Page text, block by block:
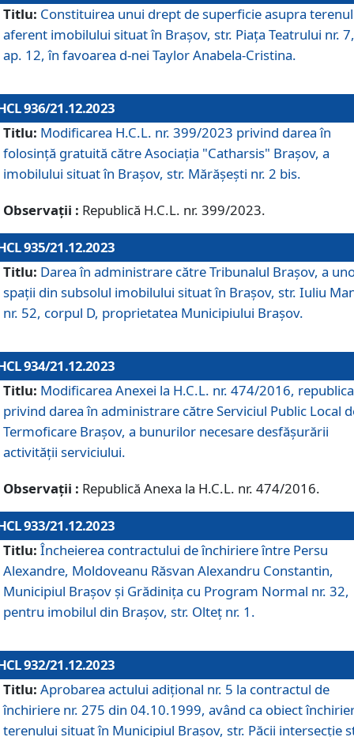
Titlu: Constituirea unui drept de superficie asupra
aferent imobilului situat în Brașov, str. Piața Teatrului nr. 7,
ap. 12, în favoarea d-nei Taylor Anabela-Cristina.
936/21.12.2023
Titlu: Modificarea H.C.L. nr. 399/2023 privind darea în
folosinţă gratuită către Asociaţia "Catharsis" Brașov, a
imobilului situat în Braşov, str. Mărăşeşti nr. 2 bis.
Observații : Republică H.C.L. nr. 399/2023.
935/21.12.2023
Titlu: Darea în administrare către Tribunalul Brașov, a
spații din subsolul imobilului situat în Brașov, str. Iuliu
nr. 52, corpul D, proprietatea Municipiului Brașov.
934/21.12.2023
Titlu: Modificarea Anexei la H.C.L. nr. 474/2016,
privind darea în administrare către Serviciul Public Local
Termoficare Braşov, a bunurilor necesare desfăşurării
activităţii serviciului.
Observații : Republică Anexa la H.C.L. nr. 474/2016.
933/21.12.2023
Titlu: Încheierea contractului de închiriere între Persu
Alexandre, Moldoveanu Răsvan Alexandru Constantin,
Municipiul Braşov şi Grădinița cu Program Normal nr. 32,
pentru imobilul din Brașov, str. Olteț nr. 1.
932/21.12.2023
Titlu: Aprobarea actului adițional nr. 5 la contractul de
închiriere nr. 275 din 04.10.1999, având ca obiect
terenului situat în Municipiul Brașov, str. Păcii intersecție